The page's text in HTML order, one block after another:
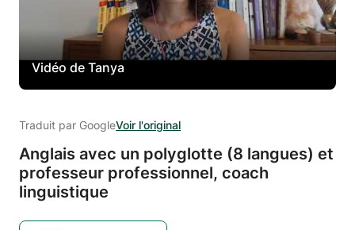
Vidéo de Tanya
Traduit par GoogleVoir l'original
Anglais avec un polyglotte (8 langues) et
professeur professionnel, coach
linguistique